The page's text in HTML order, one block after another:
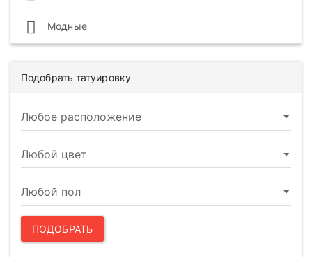
Модные
Подобрать татуировку
ПОДОБРАТЬ